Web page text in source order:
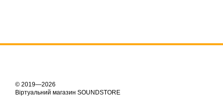
© 2019—2026
Віртуальний магазин SOUNDSTORE